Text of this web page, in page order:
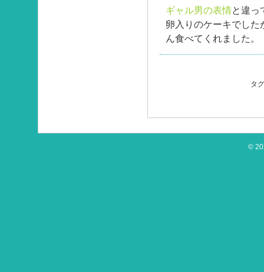
ギャル男の表情と違っ
卵入りのケーキでし
ん食べてくれました。
タ
©